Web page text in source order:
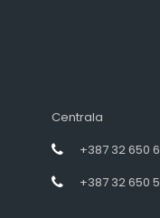
Centrala
+387 32 650
+387 32 650